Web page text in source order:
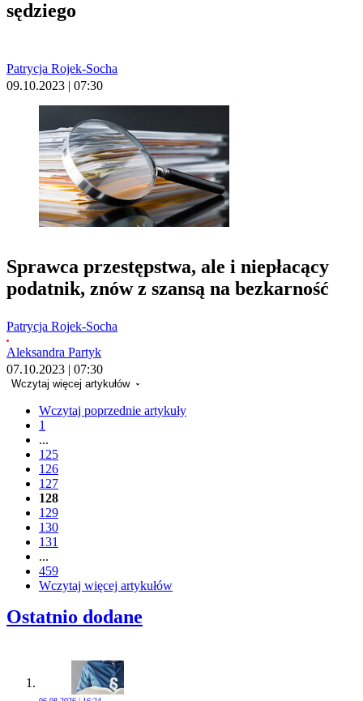
sędziego
Patrycja Rojek-Socha
09.10.2023 | 07:30
Sprawca przestępstwa, ale i niepłacący
podatnik, znów z szansą na bezkarność
Patrycja Rojek-Socha
Aleksandra Partyk
07.10.2023 | 07:30
Wczytaj więcej artykułów
Wczytaj poprzednie artykuły
1
...
125
126
127
128
129
130
131
...
459
Wczytaj więcej artykułów
Ostatnio dodane